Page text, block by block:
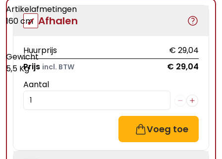
Artikelafmetingen
160 cm
Gewicht
5,5 Kg
Afhalen
Huurprijs
€ 29,04
Prijs incl. BTW
€ 29,04
Aantal
Voeg toe